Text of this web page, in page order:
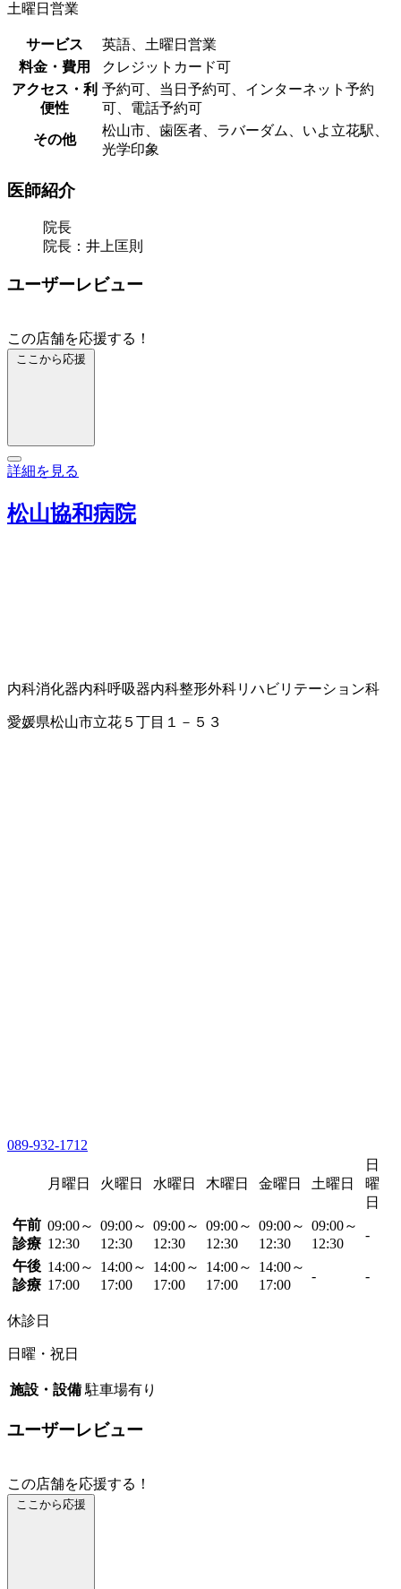
土曜日営業
サービス
英語、土曜日営業
料金・費用
クレジットカード可
アクセス・利
便性
予約可、当日予約可、インターネット予約
可、電話予約可
その他
松山市、歯医者、ラバーダム、いよ立花駅、
光学印象
医師紹介
院長
院長：井上匡則
ユーザーレビュー
この店舗を応援する！
ここから応援
詳細を見る
松山協和病院
内科消化器内科呼吸器内科整形外科リハビリテーション科
愛媛県松山市立花５丁目１－５３
089-932-1712
月曜日 火曜日 水曜日 木曜日 金曜日 土曜日
日
曜
日
午前
診療
09:00～
12:30
09:00～
12:30
09:00～
12:30
09:00～
12:30
09:00～
12:30
09:00～
12:30
-
午後
診療
14:00～
17:00
14:00～
17:00
14:00～
17:00
14:00～
17:00
14:00～
17:00
- -
休診日
日曜・祝日
施設・設備 駐車場有り
ユーザーレビュー
この店舗を応援する！
ここから応援